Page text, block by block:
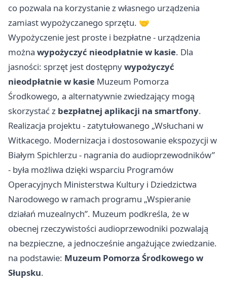
co pozwala na korzystanie z własnego urządzenia
zamiast wypożyczanego sprzętu. 🤝
Wypożyczenie jest proste i bezpłatne - urządzenia
można wypożyczyć nieodpłatnie w kasie. Dla
jasności: sprzęt jest dostępnywypożyczyć
nieodpłatnie w kasie Muzeum Pomorza
Środkowego, a alternatywnie zwiedzający mogą
skorzystać z bezpłatnej aplikacji na smartfony.
Realizacja projektu - zatytułowanego „Wsłuchani w
Witkacego. Modernizacja i dostosowanie ekspozycji w
Białym Spichlerzu - nagrania do audioprzewodników”
- była możliwa dzięki wsparciu Programów
Operacyjnych Ministerstwa Kultury i Dziedzictwa
Narodowego w ramach programu „Wspieranie
działań muzealnych”. Muzeum podkreśla, że w
obecnej rzeczywistości audioprzewodniki pozwalają
na bezpieczne, a jednocześnie angażujące zwiedzanie.
na podstawie: Muzeum Pomorza Środkowego w
Słupsku.